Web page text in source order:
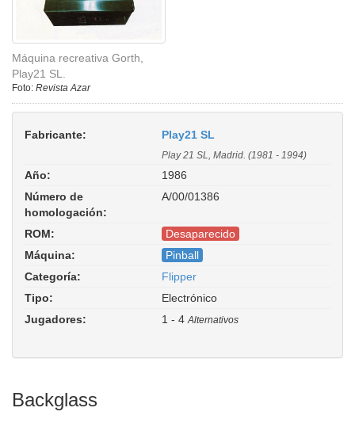
Máquina recreativa Gorth,
Play21 SL.
Foto: Revista Azar
Fabricante: Play21 SL
Play 21 SL, Madrid. (1981 - 1994)
Año:
1986
Número de
homologación:
A/00/01386
ROM:
Desaparecido
Máquina:
Pinball
Categoría:
Flipper
Tipo:
Electrónico
Jugadores:
1 - 4 Alternativos
Backglass